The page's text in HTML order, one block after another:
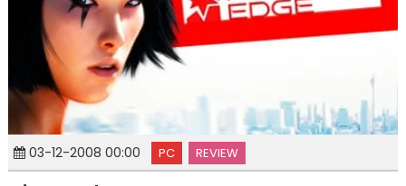
03-12-2008 00:00 PC REVIEW